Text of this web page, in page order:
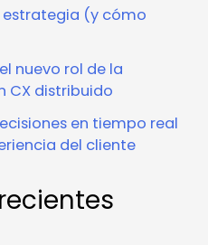
estrategia (y cómo
nuevo rol de la
CX distribuido
en tiempo real
del cliente